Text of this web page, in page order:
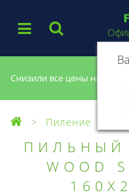
Снизили все цены на 20%,
Пиление
ПИЛЬНЫЙ
WOOD